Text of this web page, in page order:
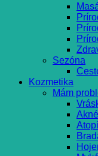
Sezóna
Kozmetika
Mám